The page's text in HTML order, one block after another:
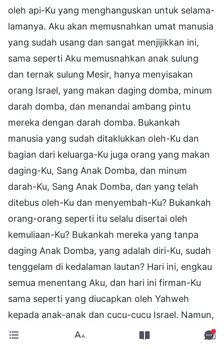
oleh api-Ku yang menghanguskan untuk selama-
lamanya. Aku akan memusnahkan umat manusia
yang sudah usang dan sangat menjijikkan ini,
sama seperti Aku memusnahkan anak sulung
dan ternak sulung Mesir, hanya menyisakan
orang Israel, yang makan daging domba, minum
darah domba, dan menandai ambang pintu
mereka dengan darah domba. Bukankah
manusia yang sudah ditaklukkan oleh-Ku dan
bagian dari keluarga-Ku juga orang yang makan
daging-Ku, Sang Anak Domba, dan minum
darah-Ku, Sang Anak Domba, dan yang telah
ditebus oleh-Ku dan menyembah-Ku? Bukankah
orang-orang seperti itu selalu disertai oleh
kemuliaan-Ku? Bukankah mereka yang tanpa
daging Anak Domba, yang adalah diri-Ku, sudah
tenggelam di kedalaman lautan? Hari ini, engkau
semua menentang Aku, dan hari ini firman-Ku
sama seperti yang diucapkan oleh Yahweh
kepada anak-anak dan cucu-cucu Israel. Namun,
kekerasan di kedalaman hatimu mengakibatkan